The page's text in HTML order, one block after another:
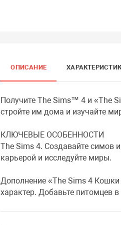
ОПИСАНИЕ
Получите The Sims™ 4 и «The
стройте им дома и изучайте
КЛЮЧЕВЫЕ ОСОБЕННОСТИ
The Sims 4. Создавайте симов
карьерой и исследуйте миры.
Дополнение «The Sims 4
характер. Добавьте питомцев